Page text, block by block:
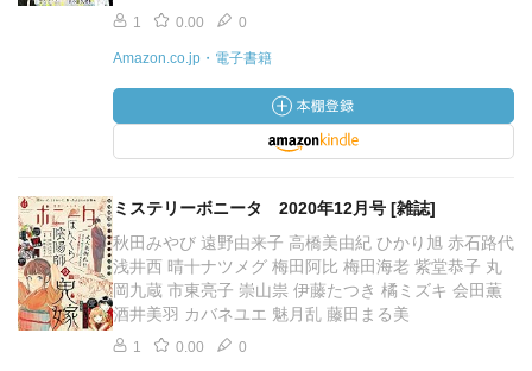
1 0.00 0
Amazon.co.jp・電子書籍
ミステリーボニータ 2020年12月号 [雑誌]
秋田みやび 遠野由来子 高橋美由紀 ひかり旭 赤石路代
浅井西 晴十ナツメグ 梅田阿比 梅田海老 紫堂恭子 丸
岡九蔵 市東亮子 崇山祟 伊藤たつき 橘ミズキ 会田薫
酒井美羽 カバネユエ 魅月乱 藤田まる美
1 0.00 0